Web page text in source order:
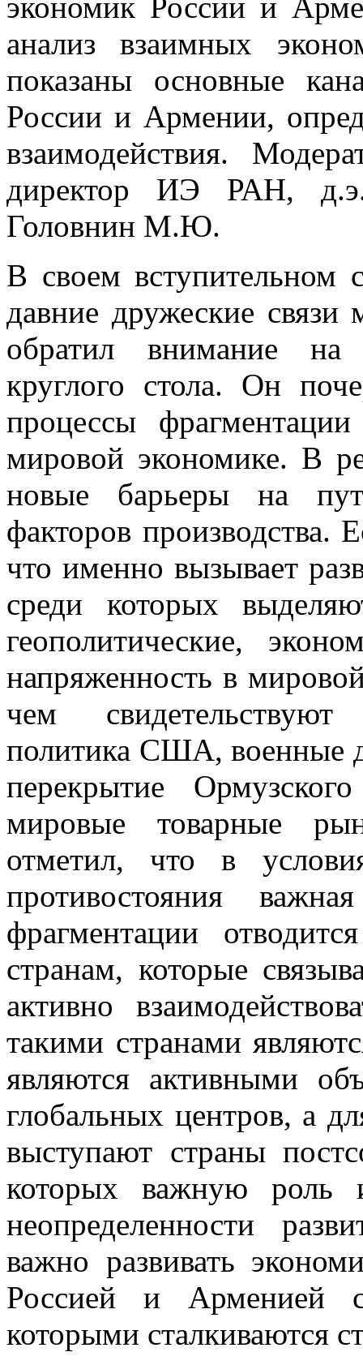
анализ взаимных
показаны основные
России и Армении,
взаимодействия.
директор ИЭ РАН,
Головнин М.Ю.
В своем вступительном
давние дружеские
обратил внимание на
круглого стола. Он
процессы
мировой экономике. В
новые барьеры на
факторов производства.
что именно вызывает
среди которых
геополитические,
напряженность в
чем
политика США, военные
перекрытие
мировые товарные
отметил, что в
противостояния
фрагментации
странам, которые
активно
такими странами
являются активными
глобальных центров, а
выступают страны
которых важную роль
неопределенности
важно развивать
Россией и Арменией
которыми сталкиваются